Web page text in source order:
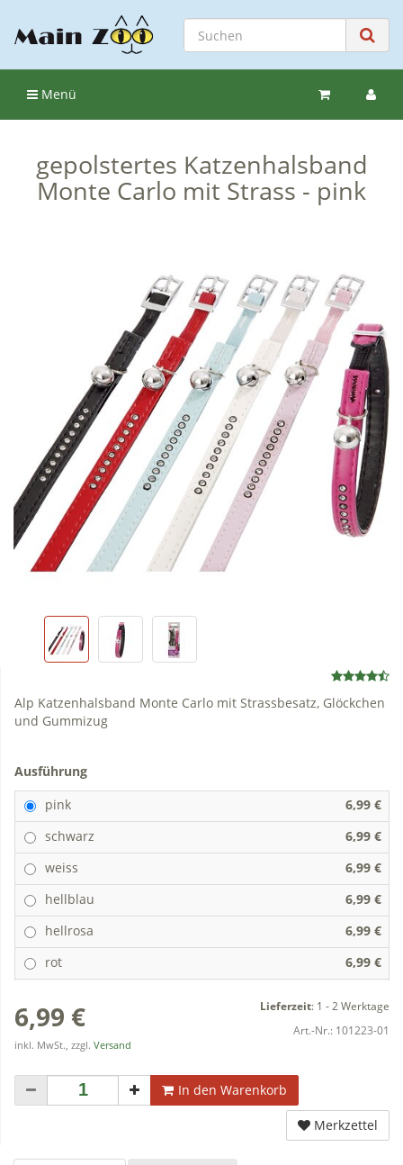
Menü
gepolstertes Katzenhalsband
Monte Carlo mit Strass - pink
Alp Katzenhalsband Monte Carlo mit Strassbesatz, Glöckchen
und Gummizug
Ausführung
pink
6,99 €
schwarz
6,99 €
weiss
6,99 €
hellblau
6,99 €
hellrosa
6,99 €
rot
6,99 €
6,99 €
inkl. MwSt., zzgl. Versand
Lieferzeit: 1 - 2 Werktage
Art.-Nr.: 101223-01
In den Warenkorb
Merkzettel